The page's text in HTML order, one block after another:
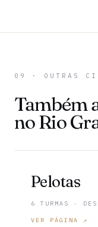
09 · OUTRAS
Também
no Rio
Pelotas
6 TURMAS ·
VER PÁGINA ↗